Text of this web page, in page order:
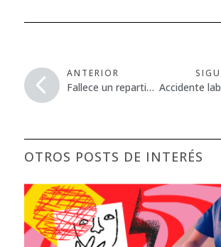
ANTERIOR
Fallece un repartidor de comida en Sevilla al chocar su moto con un vehículo
OTROS POSTS DE INTERÉS